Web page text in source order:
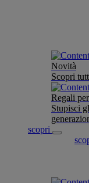
Novità
Scopri
Regali
Stupisci
scopri